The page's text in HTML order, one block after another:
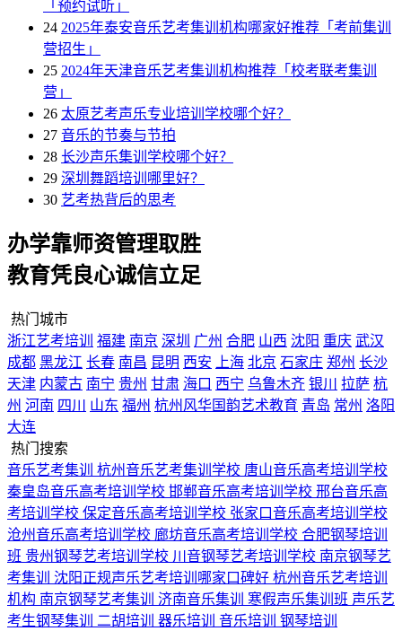
「预约试听」
24 2025年泰安音乐艺考集训机构哪家好推荐「考前集训
营招生」
25 2024年天津音乐艺考集训机构推荐「校考联考集训
营」
26 太原艺考声乐专业培训学校哪个好？
27 音乐的节奏与节拍
28 长沙声乐集训学校哪个好？
29 深圳舞蹈培训哪里好？
30 艺考热背后的思考
办学靠师资管理取胜
教育凭良心诚信立足
热门城市
浙江艺考培训
福建 南京 深圳 广州 合肥 山西 沈阳 重庆 武汉
成都 黑龙江 长春 南昌 昆明 西安 上海 北京 石家庄 郑州 长沙
天津 内蒙古 南宁 贵州 甘肃 海口 西宁 乌鲁木齐 银川 拉萨 杭
州 河南 四川 山东 福州 杭州风华国韵艺术教育 青岛 常州 洛阳
大连
热门搜索
音乐艺考集训 杭州音乐艺考集训学校 唐山音乐高考培训学校
秦皇岛音乐高考培训学校 邯郸音乐高考培训学校 邢台音乐高
考培训学校 保定音乐高考培训学校 张家口音乐高考培训学校
沧州音乐高考培训学校 廊坊音乐高考培训学校 合肥钢琴培训
班 贵州钢琴艺考培训学校 川音钢琴艺考培训学校 南京钢琴艺
考集训 沈阳正规声乐艺考培训哪家口碑好 杭州音乐艺考培训
机构 南京钢琴艺考集训 济南音乐集训 寒假声乐集训班 声乐艺
考生钢琴集训 二胡培训 器乐培训 音乐培训 钢琴培训